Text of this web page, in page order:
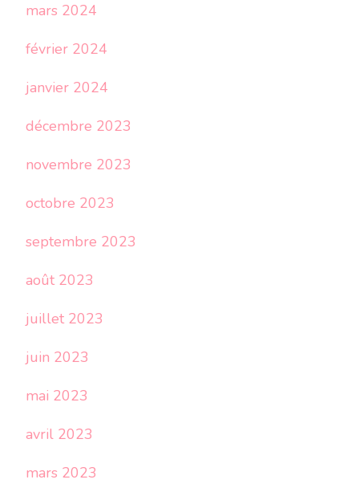
mars 2024
février 2024
janvier 2024
décembre 2023
novembre 2023
octobre 2023
septembre 2023
août 2023
juillet 2023
juin 2023
mai 2023
avril 2023
mars 2023